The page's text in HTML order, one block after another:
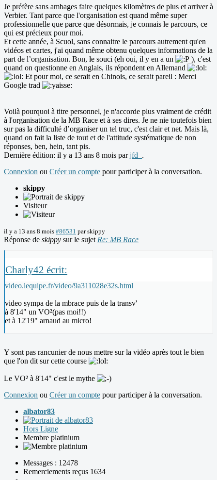
Je préfère sans ambages faire quelques kilomètres de plus et arriver à
Verbier. Tant parce que l'organisation est quand même super
professionnelle que parce que désormais, je connais le parcours, ce
qui est précieux pour moi.
Et cette année, à Scuol, sans connaitre le parcours autrement qu'en
vidéos et cartes, j'ai quand même obtenu quelques informations de la
part de l’organisation. Bon, le souci (eh oui, il y en a un
), c'est
quand on questionne en Anglais, ils répondent en Allemand
Et pour moi, ce serait en Chinois, ce serait pareil : Merci
Google trad
Voilà pourquoi à titre personnel, je n'accorde plus vraiment de crédit
à l'organisation de la MB Race et à ses dires. Je ne nie toutefois bien
sur pas la difficulté d’organiser un tel truc, c'est clair et net. Mais là,
quand on fait la liste de tout et de l'attitude systématique de non
réponses, ben, hein, tant pis.
Dernière édition: il y a 13 ans 8 mois parjfd_ .
Connexion ou Créer un compte pour participer à la conversation.
skippy
Visiteur
il y a 13 ans 8 mois #86531 parskippy
Réponse de skippy sur le sujet Re: MB Race
Charly42 écrit:
video.lequipe.fr/video/9a311028e32s.html
video sympa de la mbrace puis de la transv'
à 8'14" un VO²(pas moi!!)
et à 12'19" arnaud au micro!
Y sont pas rancunier de nous mettre sur la vidéo après tout le bien
que l'on dit sur cette course
Le VO² à 8'14" c'est le mythe
Connexion ou Créer un compte pour participer à la conversation.
albator83
Hors Ligne
Membre platinium
Messages : 12478
Remerciements reçus 1634